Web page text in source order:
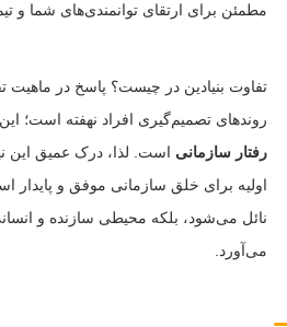
مطمئن برای ارتقای توانمندی‌های شما و
تفاوت بنیادین در چیست؟ پاسخ در ماهیت
روندهای تصمیم‌گیری افراد نهفته است؛
رفتار سازمانی است. لذا، درک عمیق این
اولیه برای خلق سازمانی موفق و پایدار
نائل می‌شود، بلکه محیطی سازنده و
می‌آورد.